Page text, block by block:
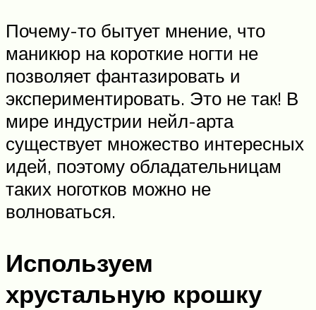
Почему-то бытует мнение, что
маникюр на короткие ногти не
позволяет фантазировать и
экспериментировать. Это не так! В
мире индустрии нейл-арта
существует множество интересных
идей, поэтому обладательницам
таких ноготков можно не
волноваться.
Используем
хрустальную крошку